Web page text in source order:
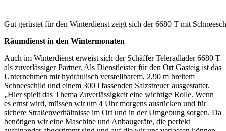
Gut gerüstet für den Winterdienst zeigt sich der 6680 T mit
Räumdienst in den Wintermonaten
Auch im Winterdienst erweist sich der Schäffer Teleradlader 6680 T
als zuverlässiger Partner. Als Dienstleister für den Ort Gasteig ist das
Unternehmen mit hydraulisch verstellbarem, 2,90 m breitem
Schneeschild und einem 300 l fassenden Salzstreuer ausgestattet.
„Hier spielt das Thema Zuverlässigkeit eine wichtige Rolle. Wenn
es ernst wird, müssen wir um 4 Uhr morgens ausrücken und für
sichere Straßenverhältnisse im Ort und in der Umgebung sorgen. Da
benötigen wir eine Maschine und Anbaugeräte, die perfekt